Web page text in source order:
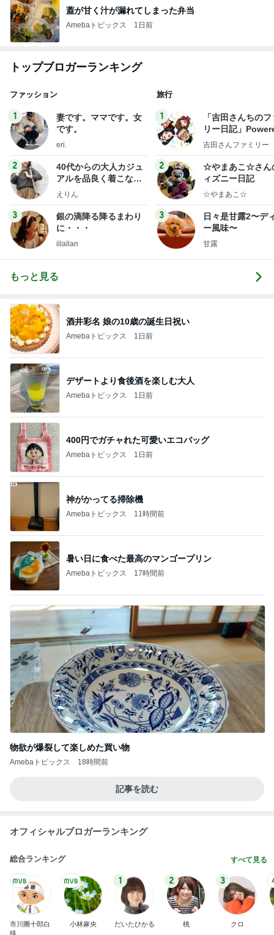
蓋が甘く汁が漏れてしまった弁当
Amebaトピックス 1日前
トップブロガーランキング
ファッション
1
妻です。ママです。女
です。
eri.
2
40代からの大人カジュ
アルを品良く着こなす
ファッションブログ
えりん
3
銀の滴降る降るまわり
に・・・
illallan
旅行
1
「吉田さんちの
リー日記」
y Ameba 吉田さ
ログ
吉田さんファミリー
2
☆やまあこ☆さん
ィズニー日記
☆やまあこ☆
3
日々是甘露2〜デ
ー風味〜
甘露
もっと見る
酒井彩名 娘の10歳の誕生日祝い
Amebaトピックス 1日前
デザートより食後酒を楽しむ大人
Amebaトピックス 1日前
400円でガチャれた可愛いエコバッグ
Amebaトピックス 1日前
神がかってる掃除機
Amebaトピックス 11時間前
暑い日に食べた最高のマンゴープリン
Amebaトピックス 17時間前
物欲が爆裂して楽しめた買い物
Amebaトピックス 18時間前
記事を読む
オフィシャルブロガーランキング
総合ランキング すべて見る
市川團十郎白
猿
小林麻央
1
だいたひかる
2
桃
3
クロ